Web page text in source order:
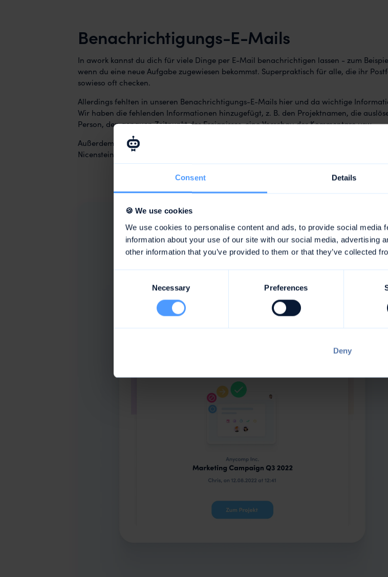
Consent Details
🍪 We use cookies
We use cookies to personalise content and ads, to provide social media
information about your use of our site with our social media, advertising
other information that you’ve provided to them or that they’ve collected
Necessary Preferences
Deny
Benachrichtigungs-E-Mails
In awork kannst du dich für viele Dinge per E-Mail benachrichtigen lassen - zum
wenn du eine neue Aufgabe zugewiesen bekommst. Superpraktisch für alle, die ihr
sowieso oft checken.
Allerdings fehlten in unseren Benachrichtigungs-E-Mails hier und da wichtige
Wir haben die fehlenden Informationen hinzugefügt, z. B. den Projektnamen, die
Person, den genauen Zeitpunkt des Ereignisses, eine Vorschau der Kommentare usw.
Außerdem haben wir die Betreffzeile ansprechender gestaltet und alle Bilder ersetzt.
Nicenstein!